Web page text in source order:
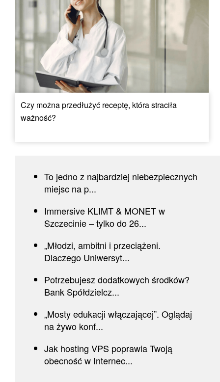
Czy można przedłużyć receptę, która straciła
ważność?
To jedno z najbardziej niebezpiecznych
miejsc na p...
Immersive KLIMT & MONET w
Szczecinie – tylko do 26...
„Młodzi, ambitni i przeciążeni.
Dlaczego Uniwersyt...
Potrzebujesz dodatkowych środków?
Bank Spółdzielcz...
„Mosty edukacji włączającej”. Oglądaj
na żywo konf...
Jak hosting VPS poprawia Twoją
obecność w Internec...